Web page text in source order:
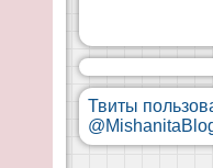
Твиты